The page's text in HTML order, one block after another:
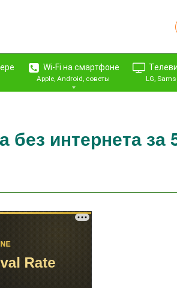
Wi-Fi на смартфоне
Apple, Android, советы LG,
без интернета за